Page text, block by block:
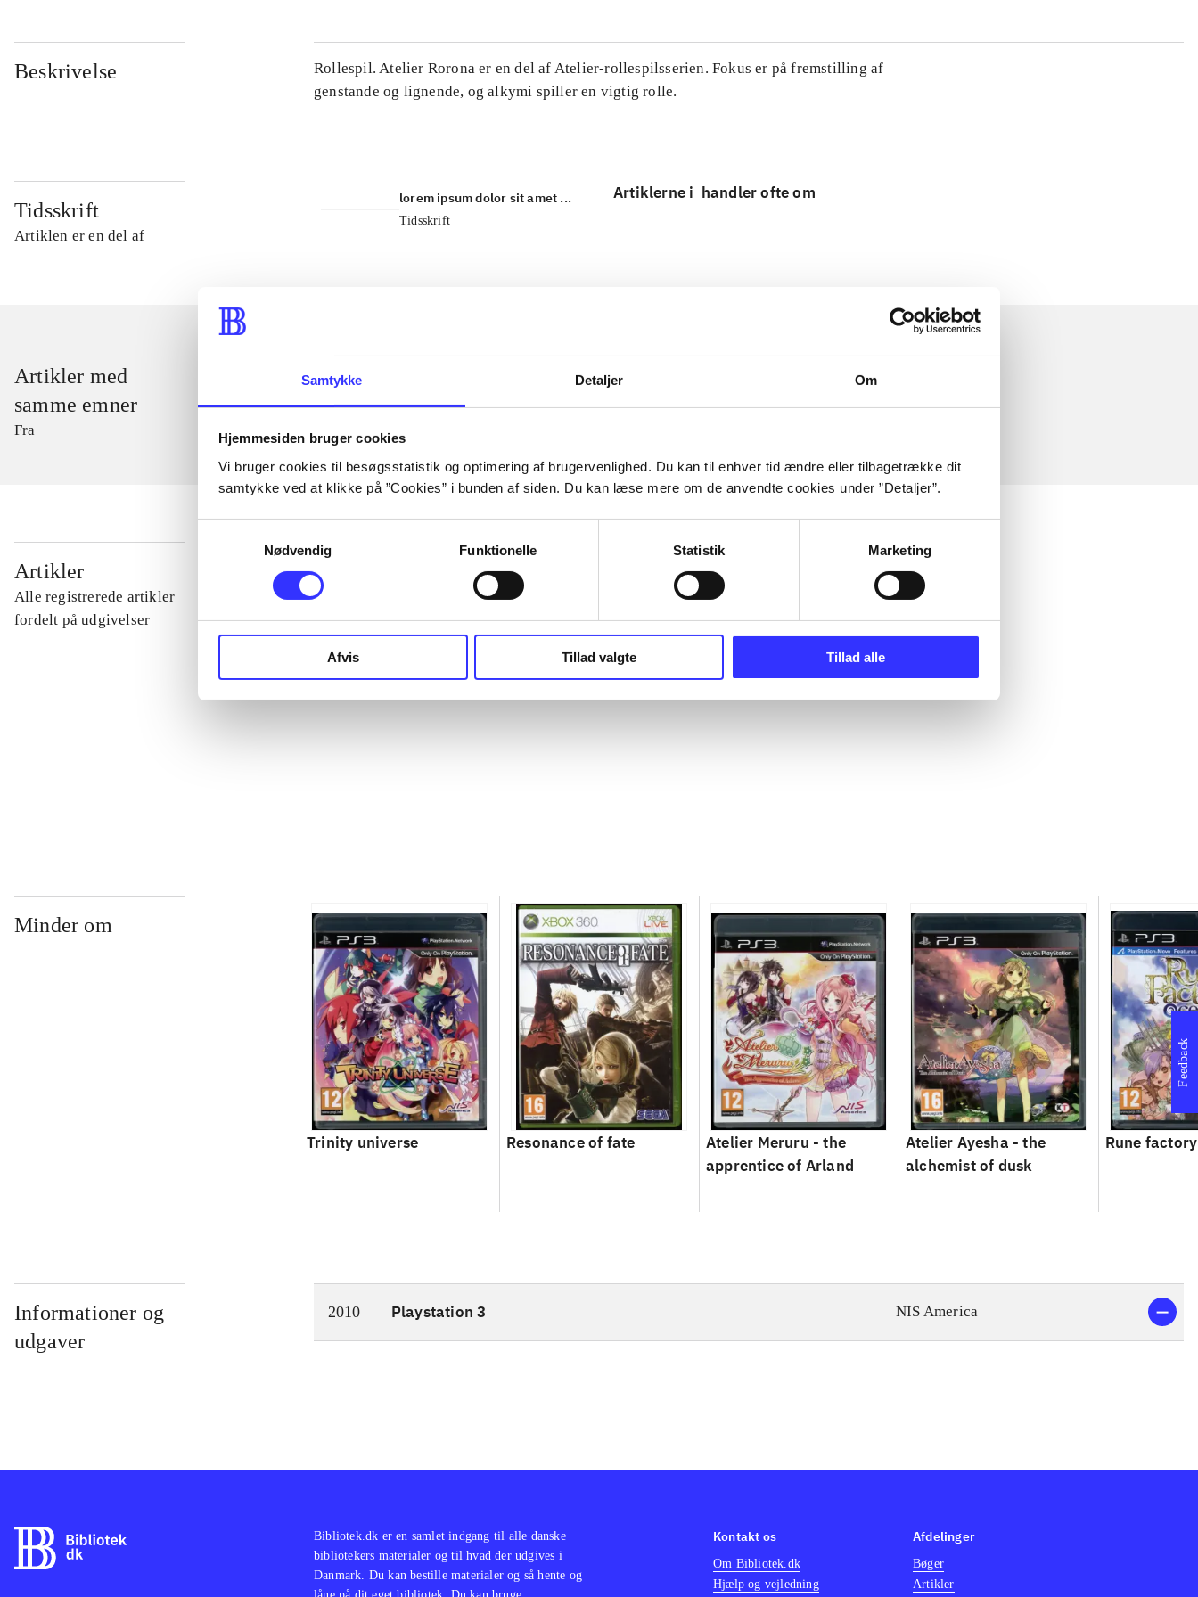
Samtykke Detaljer Om
Hjemmesiden bruger cookies
Vi bruger cookies til besøgsstatistik og optimering af brugervenlighed. Du kan til enhver tid ændre eller tilbagetrække dit
samtykke ved at klikke på ”Cookies” i bunden af siden. Du kan læse mere om de anvendte cookies under ”Detaljer”.
Nødvendig
Funktionelle Statistik Marketing
Afvis Tillad valgte Tillad alle
Beskrivelse
Rollespil. Atelier Rorona er en del af Atelier-rollespilsserien. Fokus er på fremstilling af
genstande og lignende, og alkymi spiller en vigtig rolle.
Tidsskrift
Artiklen er en del af
lorem ipsum dolor sit amet ...
Tidsskrift
Artiklerne i handler ofte om
Artikler med
samme emner
Fra
Artikler
Alle registrerede artikler
fordelt på udgivelser
...
Minder om
Trinity universe Resonance of fate
Atelier Meruru - the
apprentice of Arland
Atelier Ayesha - the
alchemist of dusk
Rune
Informationer og
udgaver
2010 Playstation 3 NIS America
Feedback
Bibliotek.dk er en samlet indgang til alle danske
bibliotekers materialer og til hvad der udgives i
Danmark. Du kan bestille materialer og så hente og
Kontakt os
Om Bibliotek.dk
Hjælp og vejledning
Afdelinger
Bøger
Artikler